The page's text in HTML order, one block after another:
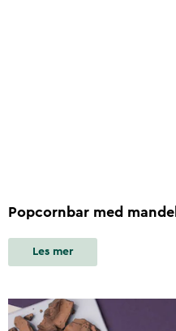
Popcornbar med
Les mer